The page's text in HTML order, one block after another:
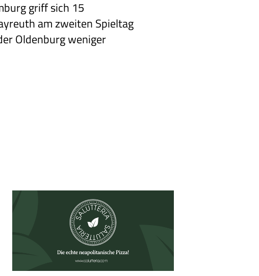
griff sich 15
am zweiten Spieltag
Oldenburg weniger